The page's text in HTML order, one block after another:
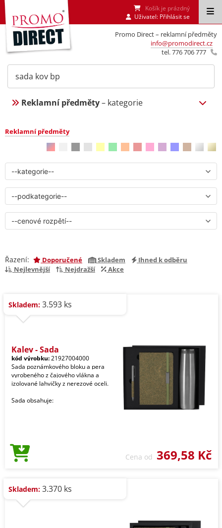
Promo Direct – reklamní předměty
info@promodirect.cz
tel. 776 706 777
Košík je prázdný
Uživatel: Přihlásit se
Reklamní předměty– kategorie
Reklamní předměty
Řazení: Doporučené Skladem
Ihned k odběru
Nejlevnější
Nejdražší Akce
Skladem: 3.593 ks
Kaley - Sada
kód výrobku:21927004000
Sada poznámkového bloku a pera
vyrobeného z čajového vlákna a
izolované lahvičky z nerezové oceli.
Sada obsahuje:
Cena od 369,58 Kč
Skladem: 3.370 ks